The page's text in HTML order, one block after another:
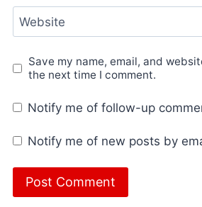
Website
Save my name, email, and
the next time I comment.
Notify me of follow-up
Notify me of new posts by